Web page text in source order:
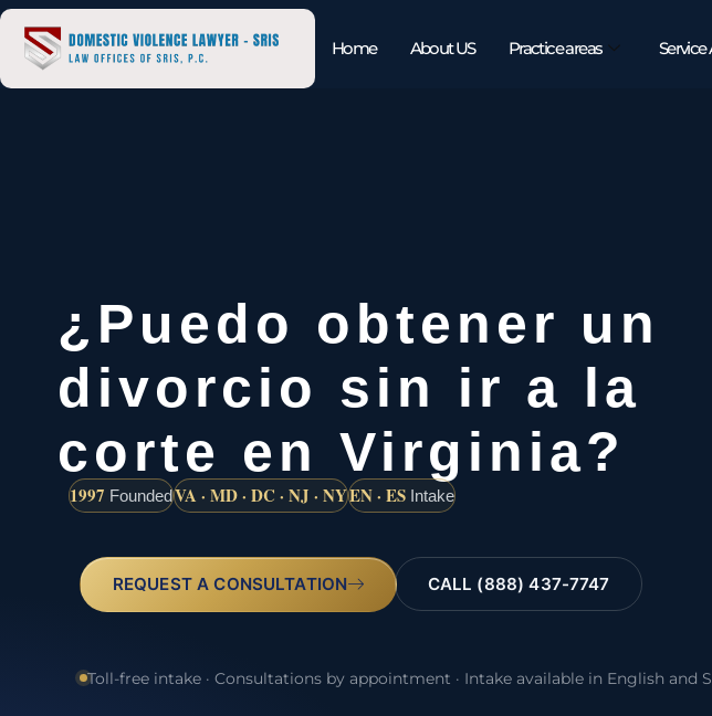
Home About US Practice areas Service
¿Puedo obtener un
divorcio sin ir a la
corte en Virginia?
1997 FoundedVA · MD · DC · NJ · NYEN · ES Intake
REQUEST A CONSULTATION CALL (888) 437-7747
Toll-free intake · Consultations by appointment · Intake available in English and